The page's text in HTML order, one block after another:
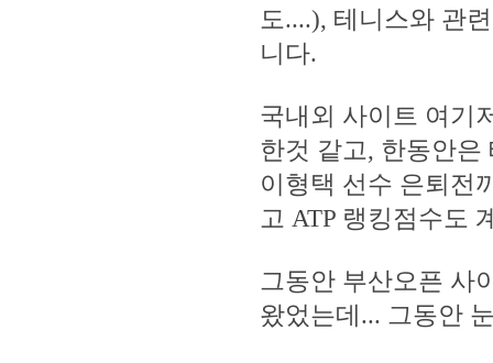
도....), 테니스와 관
니다.
국내외 사이트 여기
한것 같고, 한동안은
이형택 선수 은퇴전
고 ATP 랭킹점수도
그동안 부산오픈 사
왔었는데... 그동안